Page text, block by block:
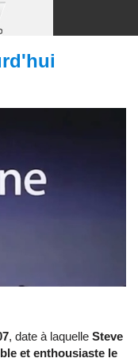
, date à laquelle Steve
et enthousiaste le